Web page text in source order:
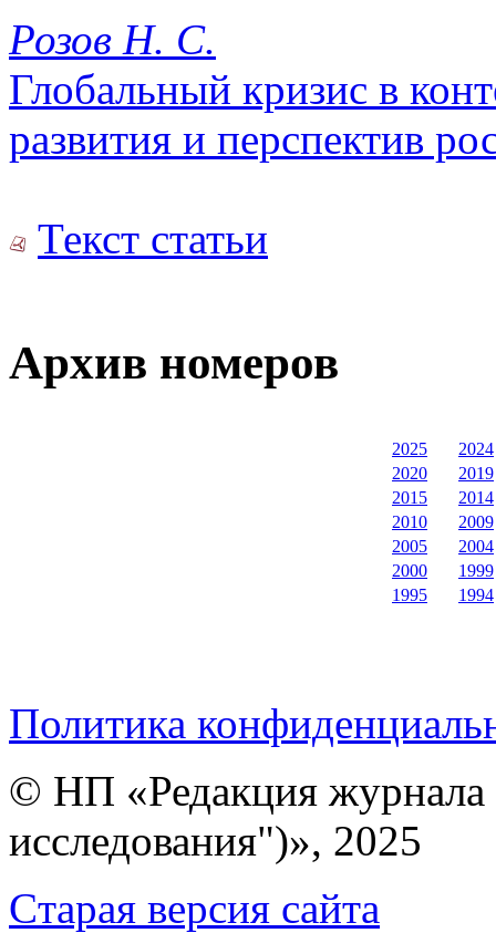
Розов Н. С.
Глобальный кризис в
развития и перспектив
Текст статьи
Архив номеров
2025
2024
2020
2019
2015
2014
2010
2009
2005
2004
2000
1999
1995
1994
Политика
© НП «Редакция
исследования")», 2025
Cтарая версия сайта